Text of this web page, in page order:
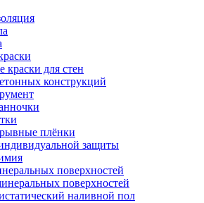
краски для стен
конструкций
плёнки
защиты
поверхностей
поверхностей
наливной пол